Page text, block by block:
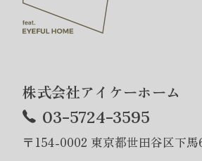
株式会社アイケーホーム
03-5724-3595
〒154-0002 東京都世田谷区下